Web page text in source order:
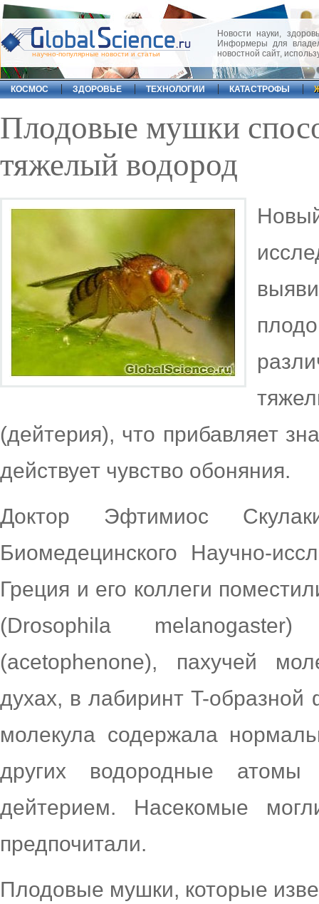
научно-популярные новости и статьи
Новости науки,
Информеры для
новостной сайт,
КОСМОС ЗДОРОВЬЕ ТЕХНОЛОГИИ КАТАСТРОФЫ
Плодовые мушки
тяжелый водород
(дейтерия), что прибавляет
действует чувство обоняния.
Доктор Эфтимиос
Биомедецинского Научно-
Греция и его коллеги
(Drosophila
(acetophenone), пахучей
духах, в лабиринт T-
молекула содержала
других водородные
дейтерием. Насекомые
предпочитали.
Плодовые мушки, которые